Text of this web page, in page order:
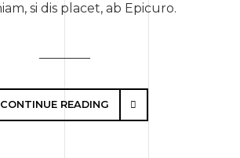
si dis placet, ab Epicuro.
CONTINUE READING